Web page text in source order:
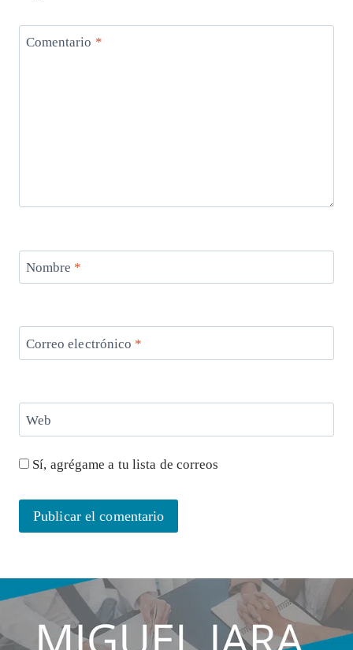
Comentario *
Nombre *
Correo electrónico *
Web
Sí, agrégame a tu lista de correos